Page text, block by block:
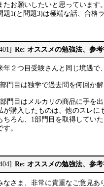
たお願いしたいと思っています。
題1(と問題3)は極端な話、合格
Re: オススメの勉強法、参
年２つ目受験さんと同じ境遇で
門目は独学で過去問を何回か
門目はメルカリの商品に手を出
が購入したものは、他のスレに
ちろん、1部門目を取得してい
す。
Re: オススメの勉強法、参
なさま、非常に貴重なご意見あ